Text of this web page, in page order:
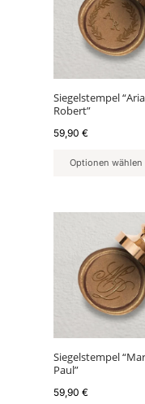
Siegelstempel
Robert”
59,90 €
Optionen wählen
Siegelstempel
Paul”
59,90 €